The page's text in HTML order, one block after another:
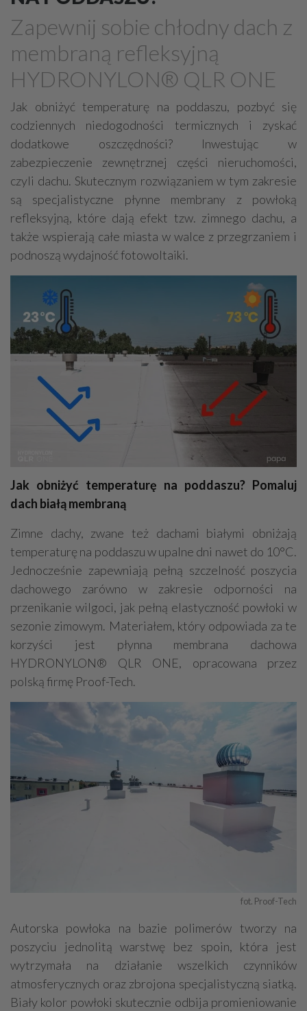
Drewno, konstrukcje drewniane
Farby, kleje, lakiery, emalie
Beton
Cegły, pustaki, bloczki
Szalunki, szalunki kartonowe
Techniki zamocowań
Kostka brukowa, granitowa
Beton komórkowy
Systemy kominowe
Izolacje akustyczne
Składy budowlane
Stal, wyroby stalowe
Sklejki Blachy
Szkło
Tworzywa sztuczne
Styropian
System barw
Metale
Zapewnij sobie chłodny dach z
membraną refleksyjną
HYDRONYLON® QLR ONE
Jak obniżyć temperaturę na poddaszu, pozbyć się
codziennych niedogodności termicznych i zyskać
dodatkowe oszczędności? Inwestując w
zabezpieczenie zewnętrznej części nieruchomości,
czyli dachu. Skutecznym rozwiązaniem w tym zakresie
są specjalistyczne płynne membrany z powłoką
refleksyjną, które dają efekt tzw. zimnego dachu, a
także wspierają całe miasta w walce z przegrzaniem i
podnoszą wydajność fotowoltaiki.
Jak obniżyć temperaturę na poddaszu? Pomaluj
dach białą membraną
Zimne dachy, zwane też dachami białymi obniżają
temperaturę na poddaszu w upalne dni nawet do 10°C.
Jednocześnie zapewniają pełną szczelność poszycia
dachowego zarówno w zakresie odporności na
przenikanie wilgoci, jak pełną elastyczność powłoki w
sezonie zimowym. Materiałem, który odpowiada za te
korzyści jest płynna membrana dachowa
HYDRONYLON® QLR ONE, opracowana przez
polską firmę Proof-Tech.
fot. Proof-Tech
Autorska powłoka na bazie polimerów tworzy na
poszyciu jednolitą warstwę bez spoin, która jest
wytrzymała na działanie wszelkich czynników
atmosferycznych oraz zbrojona specjalistyczną siatką.
Biały kolor powłoki skutecznie odbija promieniowanie